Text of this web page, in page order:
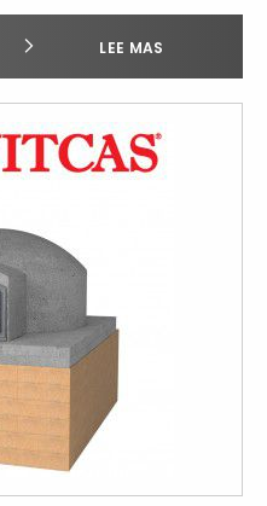
LEE MAS